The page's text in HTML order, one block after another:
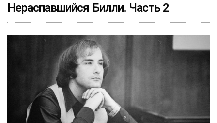
Нераспавшийся Билли. Часть 2